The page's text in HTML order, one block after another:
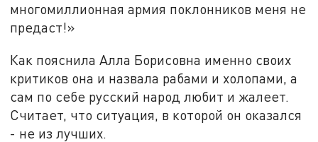
многомиллионная армия поклонников меня не
предаст!»
Как пояснила Алла Борисовна именно своих
критиков она и назвала рабами и холопами, а
сам по себе русский народ любит и жалеет.
Считает, что ситуация, в которой он оказался
- не из лучших.